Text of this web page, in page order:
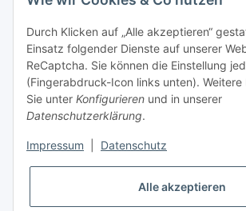
Durch Klicken auf „Alle akzeptieren“
Einsatz folgender Dienste auf unserer
ReCaptcha. Sie können die Einstellung
(Fingerabdruck-Icon links unten). Weitere
Sie unter Konfigurieren und in unserer
Datenschutzerklärung.
Impressum Datenschutz
Alle akzeptieren